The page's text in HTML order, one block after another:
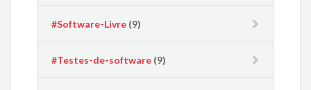
#Software-Livre (9)
#Testes-de-software (9)